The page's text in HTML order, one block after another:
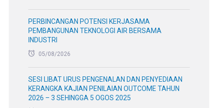
PERBINCANGAN POTENSI KERJASAMA
PEMBANGUNAN TEKNOLOGI AIR BERSAMA
INDUSTRI
05/08/2026
SESI LIBAT URUS PENGENALAN DAN PENYEDIAAN
KERANGKA KAJIAN PENILAIAN OUTCOME TAHUN
2026 – 3 SEHINGGA 5 OGOS 2025